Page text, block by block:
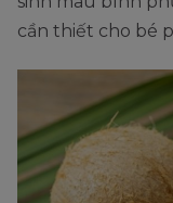
cần thiết cho bé